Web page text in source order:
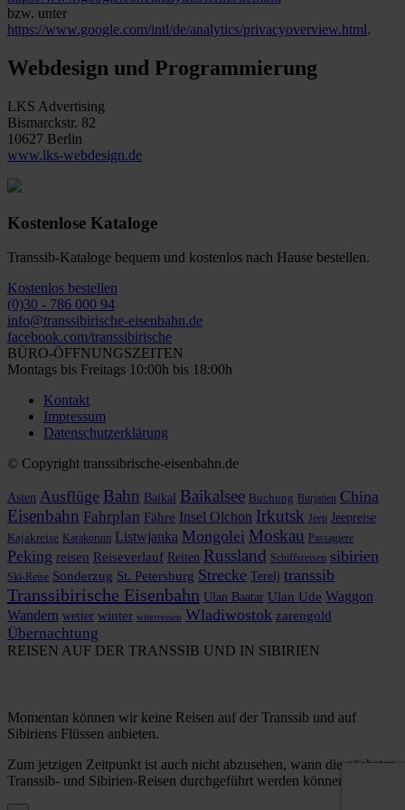
bzw. unter
https://www.google.com/intl/de/analytics/privacyoverview.html.
Webdesign und Programmierung
LKS Advertising
Bismarckstr. 82
10627 Berlin
www.lks-webdesign.de
Kostenlose Kataloge
Transsib-Kataloge bequem und kostenlos nach Hause bestellen.
Kostenlos bestellen
(0)30 - 786 000 94
info@transsibirische-eisenbahn.de
facebook.com/transsibirische
BÜRO-ÖFFNUNGSZEITEN
Montags bis Freitags 10:00h bis 18:00h
Kontakt
Impressum
Datenschutzerklärung
© Copyright transsibrische-eisenbahn.de
Asien Ausflüge Bahn Baikal Baikalsee Buchung Burjatien China
Eisenbahn Fahrplan Fähre Insel Olchon Irkutsk Jeep Jeepreise
Kajakreise Karakorum Listwjanka Mongolei Moskau Passagiere
Peking reisen Reiseverlauf Reiten Russland Schiffsreisen sibirien
Ski-Reise Sonderzug St. Petersburg Strecke Terelj transsib
Transsibirische Eisenbahn Ulan Baatar Ulan Ude Waggon
Wandern wetter winter witerreisen Wladiwostok zarengold
Übernachtung
REISEN AUF DER TRANSSIB UND IN SIBIRIEN
Momentan können wir keine Reisen auf der Transsib und auf
Sibiriens Flüssen anbieten.
Zum jetzigen Zeitpunkt ist auch nicht abzusehen, wann die nächsten
Transsib- und Sibirien-Reisen durchgeführt werden können.